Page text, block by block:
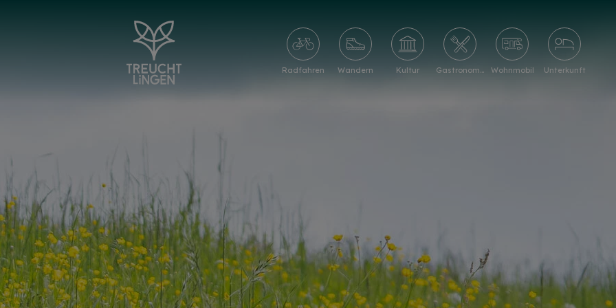
Radfahren Wandern Kultur Gastronomie Wohnmobil Unterkunft